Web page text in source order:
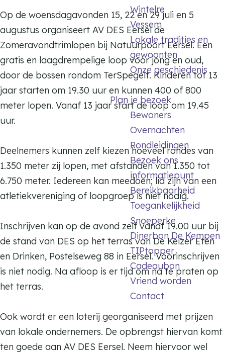
Wintelre
Vessem
Lokale tradities en
gewoonten
Onze geschiedenis
Plan je bezoek
Bewoners
Overnachten
Rondleidingen
Bezoek ons
informatiepunt
Bereikbaarheid
Toegankelijkheid
Snoeperke
Dinerbon De Kempen
TIPtopper
Cadeaubon
Vriend worden
Contact
n
d
t
r
i
m
e
n
E
e
s
e
l
v
o
n
d
t
r
i
o
p
e
n
e
r
s
e
a
v
o
n
d
t
r
l
o
p
e
E
e
r
s
a
v
o
n
d
t
r
l
o
p
e
E
e
r
s
Op de woensdagavonden 15, 22 en 29 juli en 5
augustus organiseert AV DES Eersel de
Zomeravondtrimlopen bij Natuurpoort Eersel. Een
gratis en laagdrempelige loop voor jong en oud,
door de bossen rondom TerSpegelt. Kinderen tot 13
jaar starten om 19.30 uur en kunnen 400 of 800
meter lopen. Vanaf 13 jaar start de loop om 19.45
uur.
Deelnemers kunnen zelf kiezen hoeveel rondes van
1.350 meter zij lopen, met afstanden van 1.350 tot
6.750 meter. Iedereen kan meedoen; lid zijn van een
atletiekvereniging of loopgroep is niet nodig.
Inschrijven kan op de avond zelf vanaf 19.00 uur bij
de stand van DES op het terras van De Keizer Eten
en Drinken, Postelseweg 88 in Eersel. Voorinschrijven
is niet nodig. Na afloop is er tijd om na te praten op
het terras.
Ook wordt er een loterij georganiseerd met prijzen
van lokale ondernemers. De opbrengst hiervan komt
ten goede aan AV DES Eersel. Neem hiervoor wel